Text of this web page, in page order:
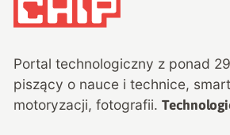
Portal technologiczny z ponad 29
piszący o nauce i technice,
motoryzacji, fotografii.